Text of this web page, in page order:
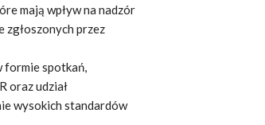
mają wpływ na nadzór
zgłoszonych przez
formie spotkań,
oraz udział
wysokich standardów